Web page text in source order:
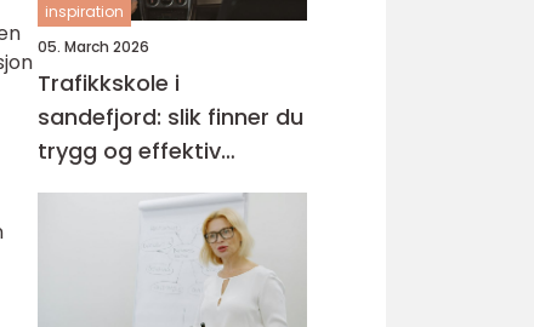
inspiration
05. March 2026
Trafikkskole i
sandefjord: slik finner du
trygg og effektiv
opplæring